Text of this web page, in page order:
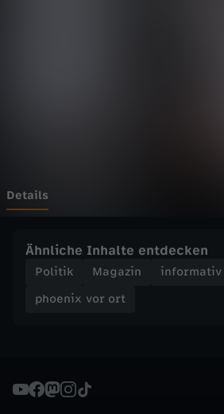
t
Z
T
Details
Ähnliche Inhalte entdecken
Politik Magazin
informativ
phoenix vor ort